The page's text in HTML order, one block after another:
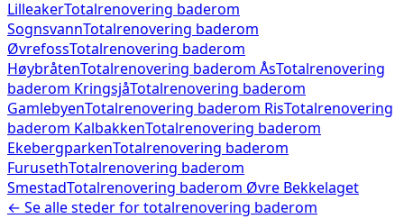
LilleakerTotalrenovering baderom
SognsvannTotalrenovering baderom
ØvrefossTotalrenovering baderom
HøybråtenTotalrenovering baderom ÅsTotalrenovering
baderom KringsjåTotalrenovering baderom
GamlebyenTotalrenovering baderom RisTotalrenovering
baderom KalbakkenTotalrenovering baderom
EkebergparkenTotalrenovering baderom
FurusethTotalrenovering baderom
SmestadTotalrenovering baderom Øvre Bekkelaget
← Se alle steder fortotalrenovering baderom